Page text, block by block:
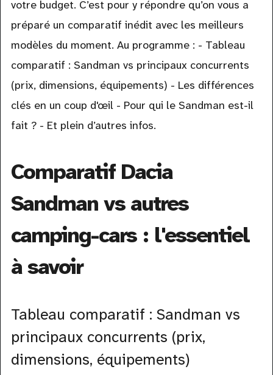
votre budget. C’est pour y répondre qu’on vous a
préparé un comparatif inédit avec les meilleurs
modèles du moment. Au programme : - Tableau
comparatif : Sandman vs principaux concurrents
(prix, dimensions, équipements) - Les différences
clés en un coup d'œil - Pour qui le Sandman est-il
fait ? - Et plein d’autres infos.
Comparatif Dacia
Sandman vs autres
camping-cars : l'essentiel
à savoir
Tableau comparatif : Sandman vs
principaux concurrents (prix,
dimensions, équipements)